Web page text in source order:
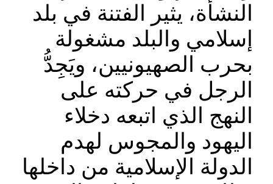
النشأة، يثير الفتنة في بلد
إسلامي والبلد مشغولة
بحرب الصهيونيين، ويَجِدُّ
الرجل في حركته على
النهج الذي اتبعه دخلاء
اليهود والمجوس لهدم
الدولة الإسلامية من داخلها